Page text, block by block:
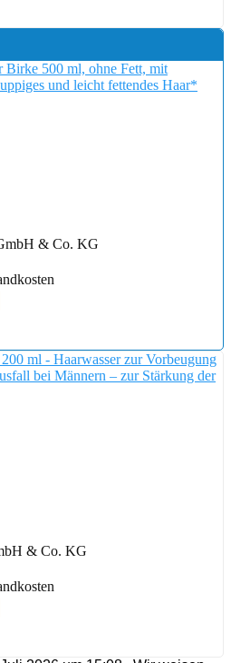
Birke 500 ml, ohne Fett, mit
und leicht fettendes Haar*
& Co. KG
ml - Haarwasser zur Vorbeugung
bei Männern – zur Stärkung der
& Co. KG